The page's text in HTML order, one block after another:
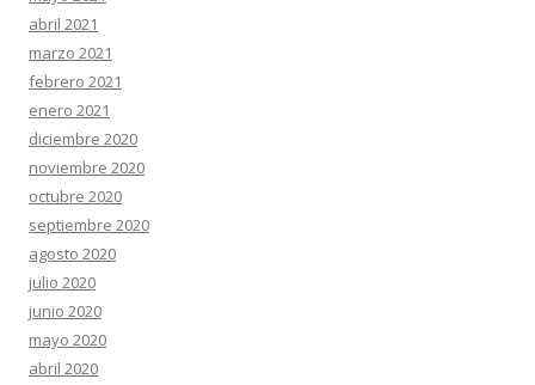
abril 2021
marzo 2021
febrero 2021
enero 2021
diciembre 2020
noviembre 2020
octubre 2020
septiembre 2020
agosto 2020
julio 2020
junio 2020
mayo 2020
abril 2020